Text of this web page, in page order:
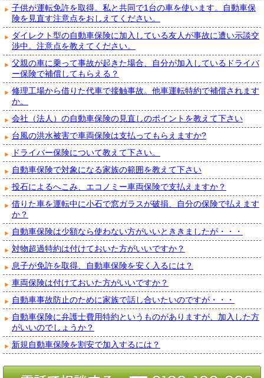
子供が運転免許を取得。私と共同で1台の車を使います。自動車保
険を見直す注意点をおしえてください。
ダイレクト型の自動車保険に加入している友人が事故に遭い示談交
渉中。注意点を教えてください。
父親の車に乗って事故が起きた場合、自分が加入しているドライバ
ー保険で補償してもらえる？
修理工場から借りた代車で接触事故。他車運転特約で補償されます
か。
会社（法人）の自動車保険の見直しのポイントを教えて下さい
台風の洪水被害で車両保険は支払ってもらえますか?
ドライバー保険について教えて下さい。
自動車保険で対象になる家族の範囲を教えて下さい
投石によるへこみ、エコノミー車両保険で支払えますか？
借りた車を運転中に小石で窓ガラスが破損、自分の保険で払えます
か？
自動車保険は少額なら使わない方がいいとききましたが・・・
対物超過特約は付けておいた方がいいですか？
息子が免許を取得、自動車保険を安く入るには？
車両保険は付けておいた方がいいですか？
自動車事故防止のために家族で話し合いたいのですが・・・
自動車保険に弁護士費用特約というものがありますが、加入した方
がいいのでしょうか？
新規自動車保険を割安で加入するには？